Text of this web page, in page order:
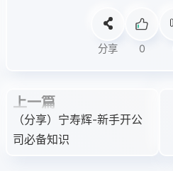
分享 0
上一篇
（分享）宁寿辉-新手开公
司必备知识